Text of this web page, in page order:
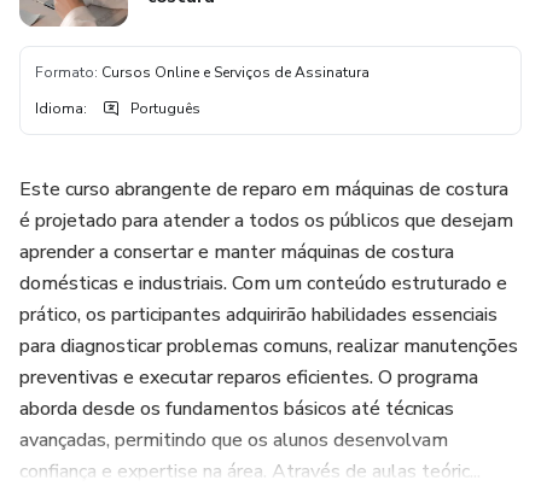
Formato: Cursos Online e Serviços de Assinatura
Idioma: Português
Este curso abrangente de reparo em máquinas de costura
é projetado para atender a todos os públicos que desejam
aprender a consertar e manter máquinas de costura
domésticas e industriais. Com um conteúdo estruturado e
prático, os participantes adquirirão habilidades essenciais
para diagnosticar problemas comuns, realizar manutenções
preventivas e executar reparos eficientes. O programa
aborda desde os fundamentos básicos até técnicas
avançadas, permitindo que os alunos desenvolvam
confiança e expertise na área. Através de aulas teóric...